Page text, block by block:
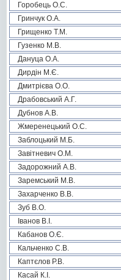
Горобець О.С.
Гринчук О.А.
Грищенко Т.М.
Гузенко М.В.
Дануца О.А.
Дирдін М.Є.
Дмитрієва О.О.
Драбовський А.Г.
Дубнов А.В.
Жмеренецький О.С.
Заблоцький М.Б.
Завітневич О.М.
Задорожний А.В.
Заремський М.В.
Захарченко В.В.
Зуб В.О.
Іванов В.І.
Кабанов О.Є.
Кальченко С.В.
Каптєлов Р.В.
Касай К.І.